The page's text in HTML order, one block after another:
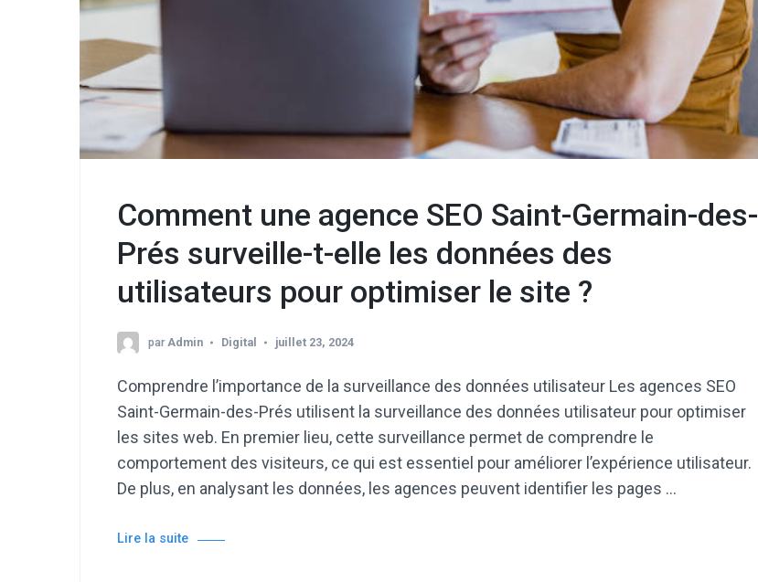
Comment une agence SEO Saint-Germain-des-
Prés surveille-t-elle les données des
utilisateurs pour optimiser le site ?
par Admin Digital juillet 23, 2024
Comprendre l’importance de la surveillance des données utilisateur Les agences SEO
Saint-Germain-des-Prés utilisent la surveillance des données utilisateur pour optimiser
les sites web. En premier lieu, cette surveillance permet de comprendre le
comportement des visiteurs, ce qui est essentiel pour améliorer l’expérience utilisateur.
De plus, en analysant les données, les agences peuvent identifier les pages …
Lire la suite